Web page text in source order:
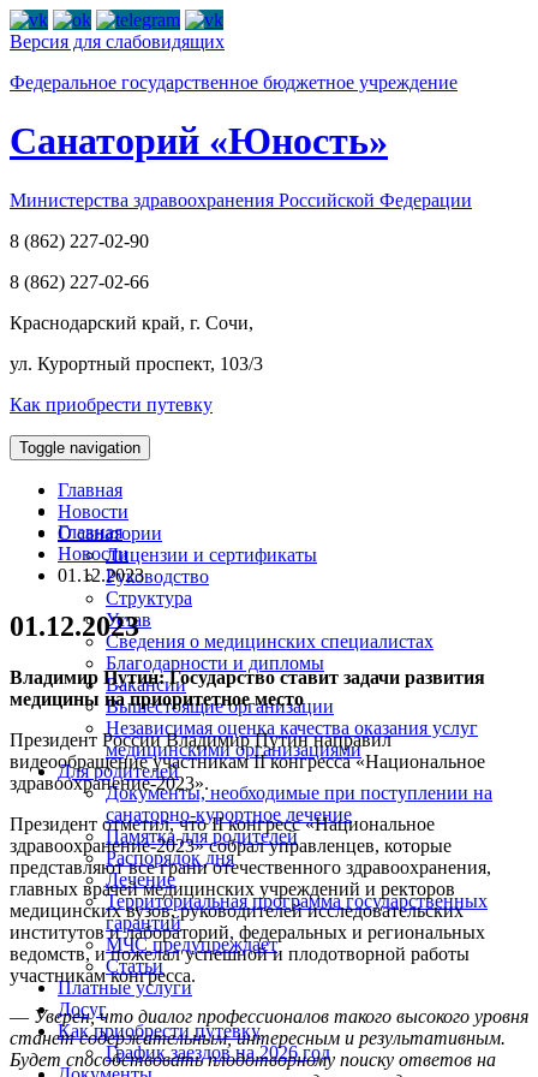
Версия для слабовидящих
Федеральное государственное бюджетное учреждение
Cанаторий «Юность»
Министерства здравоохранения Российской Федерации
8 (862) 227-02-90
8 (862) 227-02-66
Краснодарский край, г. Сочи,
ул. Курортный проспект, 103/3
Как приобрести путевку
Toggle navigation
Главная
Новости
О санатории
Лицензии и сертификаты
Руководство
Структура
Устав
Сведения о медицинских специалистах
Благодарности и дипломы
Вакансии
Вышестоящие организации
Независимая оценка качества оказания услуг
медицинскими организациями
Для родителей
Документы, необходимые при поступлении на
санаторно-курортное лечение
Памятка для родителей
Распорядок дня
Лечение
Территориальная программа государственных
гарантий
МЧС предупреждает
Статьи
Платные услуги
Досуг
Как приобрести путевку
График заездов на 2026 год
Главная
Новости
01.12.2023
01.12.2023
Владимир Путин: Государство ставит задачи развития
медицины на приоритетное место
Президент России Владимир Путин направил
видеообращение участникам II конгресса «Национальное
здравоохранение-2023».
Президент отметил, что II конгресс «Национальное
здравоохранение-2023» собрал управленцев, которые
представляют все грани отечественного здравоохранения,
главных врачей медицинских учреждений и ректоров
медицинских вузов, руководителей исследовательских
институтов и лабораторий, федеральных и региональных
ведомств, и пожелал успешной и плодотворной работы
участникам конгресса.
— Уверен, что диалог профессионалов такого высокого уровня
станет содержательным, интересным и результативным.
Будет способствовать плодотворному поиску ответов на